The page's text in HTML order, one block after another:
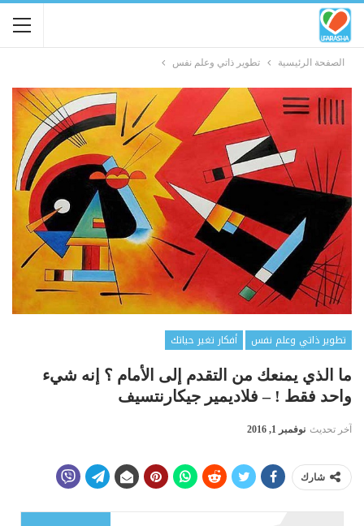
الصفحة الرئيسية تطوير ذاتي وعلم نفس
تطوير ذاتي وعلم نفس
أفكار تغير حياتك
ما الذي يمنعك من التقدم إلى الأمام ؟ إنه شيء
واحد فقط ! – فلاديمير جيكارنتسيف
آخر تحديث نوفمبر 1, 2016
شارك